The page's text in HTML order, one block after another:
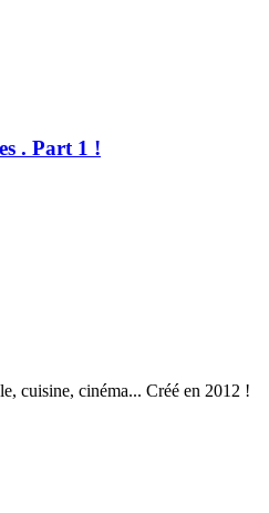
. Part 1 !
cuisine, cinéma... Créé en 2012 !